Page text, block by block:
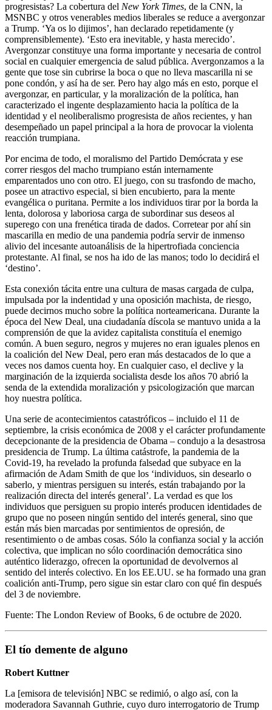
progresistas? La cobertura del New York Times, de la CNN, la
MSNBC y otros venerables medios liberales se reduce a avergonzar
a Trump. ‘Ya os lo dijimos’, han declarado repetidamente (y
comprensiblemente). ‘Esto era inevitable, y hasta merecido’.
Avergonzar constituye una forma importante y necesaria de control
social en cualquier emergencia de salud pública. Avergonzamos a la
gente que tose sin cubrirse la boca o que no lleva mascarilla ni se
pone condón, y así ha de ser. Pero hay algo más en esto, porque el
avergonzar, en particular, y la moralización de la política, han
caracterizado el ingente desplazamiento hacia la política de la
identidad y el neoliberalismo progresista de años recientes, y han
desempeñado un papel principal a la hora de provocar la violenta
reacción trumpiana.
Por encima de todo, el moralismo del Partido Demócrata y ese
correr riesgos del macho trumpiano están internamente
emparentados uno con otro. El juego, con su trasfondo de macho,
posee un atractivo especial, si bien encubierto, para la mente
evangélica o puritana. Permite a los individuos tirar por la borda la
lenta, dolorosa y laboriosa carga de subordinar sus deseos al
superego con una frenética tirada de dados. Corretear por ahí sin
mascarilla en medio de una pandemia podría servir de inmenso
alivio del incesante autoanálisis de la hipertrofiada conciencia
protestante. Al final, se nos ha ido de las manos; todo lo decidirá el
‘destino’.
Esta conexión tácita entre una cultura de masas cargada de culpa,
impulsada por la indentidad y una oposición machista, de riesgo,
puede decirnos mucho sobre la política norteamericana. Durante la
época del New Deal, una ciudadanía díscola se mantuvo unida a la
comprensión de que la avidez capitalista constituía el enemigo
común. A buen seguro, negros y mujeres no eran iguales plenos en
la coalición del New Deal, pero eran más destacados de lo que a
veces nos damos cuenta hoy. En cualquier caso, el declive y la
marginación de la izquierda socialista desde los años 70 abrió la
senda de la extendida moralización y psicologización que marcan
hoy nuestra política.
Una serie de acontecimientos catastróficos – incluido el 11 de
septiembre, la crisis económica de 2008 y el carácter profundamente
decepcionante de la presidencia de Obama – condujo a la desastrosa
presidencia de Trump. La última catástrofe, la pandemia de la
Covid-19, ha revelado la profunda falsedad que subyace en la
afirmación de Adam Smith de que los ‘individuos, sin desearlo o
saberlo, y mientras persiguen su interés, están trabajando por la
realización directa del interés general’. La verdad es que los
individuos que persiguen su propio interés producen identidades de
grupo que no poseen ningún sentido del interés general, sino que
están más bien marcadas por sentimientos de opresión, de
resentimiento o de ambas cosas. Sólo la confianza social y la acción
colectiva, que implican no sólo coordinación democrática sino
auténtico liderazgo, ofrecen la oportunidad de devolvernos al
sentido del interés colectivo. En los EE.UU. se ha formado una gran
coalición anti-Trump, pero sigue sin estar claro con qué fin después
del 3 de noviembre.
Fuente: The London Review of Books, 6 de octubre de 2020.
El tío demente de alguno
Robert Kuttner
La [emisora de televisión] NBC se redimió, o algo así, con la
moderadora Savannah Guthrie, cuyo duro interrogatorio de Trump